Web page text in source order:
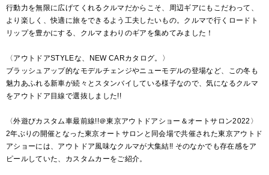
行動力を無限に広げてくれるクルマだからこそ、周辺ギアにもこだわって、
より楽しく、快適に旅をできるよう工夫したいもの。クルマで行くロードト
リップを豊かにする、クルマまわりのギアを集めてみました！
〈アウトドアSTYLEな、NEW CARカタログ。〉
ブラッシュアップ的なモデルチェンジやニューモデルの登場など、この冬も
魅力あふれる新車が続々とスタンバイしている様子なので、気になるクルマ
をアウトドア目線で選抜しました!!
〈外遊びカスタム車最前線!!＠東京アウトドアショー＆オートサロン2022〉
2年ぶりの開催となった東京オートサロンと同会場で共催された東京アウトド
アショーには、アウトドア風味なクルマが大集結!! そのなかでも存在感をア
ピールしていた、カスタムカーをご紹介。